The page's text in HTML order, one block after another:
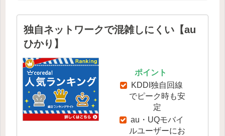
独自ネットワークで混雑しにくい【au
ひかり】
ポイント
KDDI独自回線
でピーク時も安
定
au・UQモバイ
ルユーザーにお